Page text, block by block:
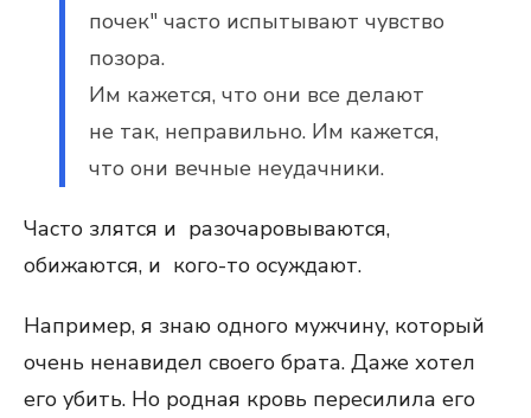
почек" часто испытывают чувство
позора.
Им кажется, что они все делают
не так, неправильно. Им кажется,
что они вечные неудачники.
Часто злятся и разочаровываются,
обижаются, и кого-то осуждают.
Например, я знаю одного мужчину, который
очень ненавидел своего брата. Даже хотел
его убить. Но родная кровь пересилила его